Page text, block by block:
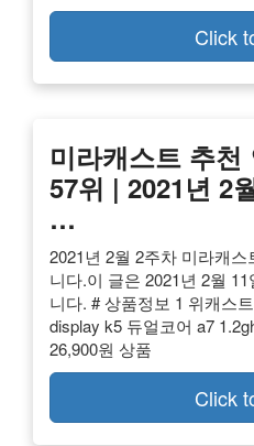
Click
미라캐스트 추천
57위 | 2021년 2
…
2021년 2월 2주차 미라캐
니다.이 글은 2021년 2월
니다. # 상품정보 1 위캐스
display k5 듀얼코어 a7
26,900원 상품
Click